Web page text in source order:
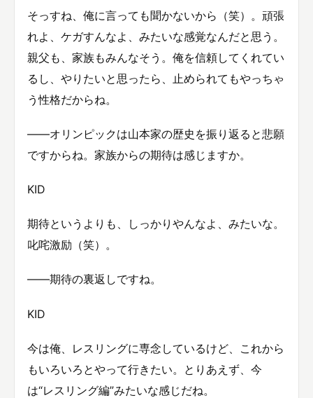
そっすね、俺に言っても聞かないから（笑）。頑張
れよ、ケガすんなよ、みたいな感覚なんだと思う。
親父も、家族もみんなそう。俺を信頼してくれてい
るし、やりたいと思ったら、止められてもやっちゃ
う性格だからね。
——オリンピックは山本家の歴史を振り返ると悲願
ですからね。家族からの期待は感じますか。
KID
期待というよりも、しっかりやんなよ、みたいな。
叱咤激励（笑）。
——期待の裏返しですね。
KID
今は俺、レスリングに専念しているけど、これから
もいろいろとやって行きたい。とりあえず、今
は“レスリング編”みたいな感じだね。